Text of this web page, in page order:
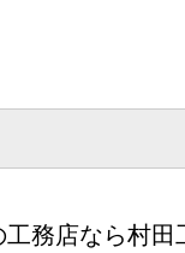
務店なら村田